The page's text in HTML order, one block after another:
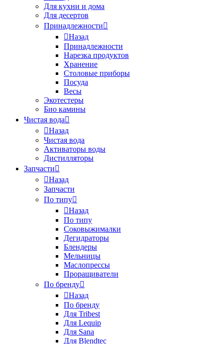
Для кухни и дома
Для десертов
Принадлежности
Назад
Принадлежности
Нарезка продуктов
Хранение
Столовые приборы
Посуда
Весы
Экотестеры
Био камины
Чистая вода
Назад
Чистая вода
Активаторы воды
Дистилляторы
Запчасти
Назад
Запчасти
По типу
Назад
По типу
Соковыжималки
Дегидраторы
Блендеры
Мельницы
Маслопрессы
Проращиватели
По бренду
Назад
По бренду
Для Tribest
Для Lequip
Для Sana
Для Blendtec